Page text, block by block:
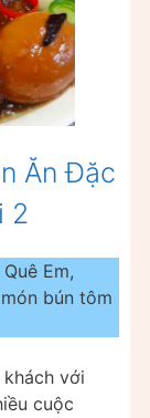
Ăn Đặc
2
Em,
bún tôm
với
cuộc